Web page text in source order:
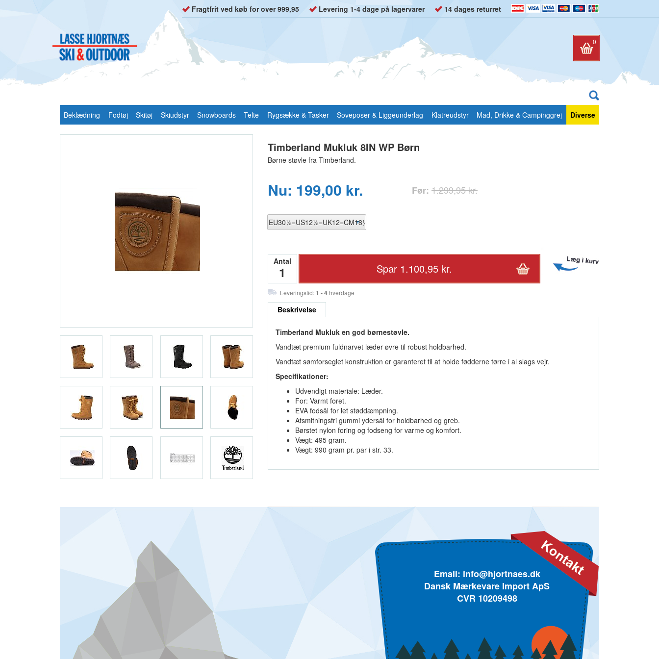
Fragtfrit ved køb for over 999,95 Levering 1-4 dage på lagervarer 14 dages returret
0
Beklædning Fodtøj Skitøj Skiudstyr Snowboards Telte Rygsække & Tasker Soveposer & Liggeunderlag Klatreudstyr Mad, Drikke & Campinggrej Diverse
Timberland Mukluk 8IN WP Børn
Børne støvle fra Timberland.
Nu: 199,00 kr. Før: 1.299,95 kr.
Antal
Leveringstid:1 - 4hverdage
Beskrivelse
Timberland Mukluk en god børnestøvle.
Vandtæt premium fuldnarvet læder øvre til robust holdbarhed.
Vandtæt sømforseglet konstruktion er garanteret til at holde fødderne tørre i al slags vejr.
Specifikationer:
Udvendigt materiale: Læder.
For: Varmt foret.
EVA fodsål for let støddæmpning.
Afsmitningsfri gummi ydersål for holdbarhed og greb.
Børstet nylon foring og fodseng for varme og komfort.
Vægt: 495 gram.
Vægt: 990 gram pr. par i str. 33.
Email: info@hjortnaes.dk
Dansk Mærkevare Import ApS
CVR 10209498